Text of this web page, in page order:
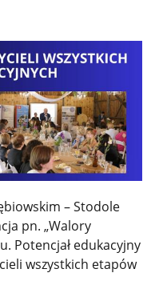
– Stodole
pn. „Walory
Potencjał edukacyjny
wszystkich etapów